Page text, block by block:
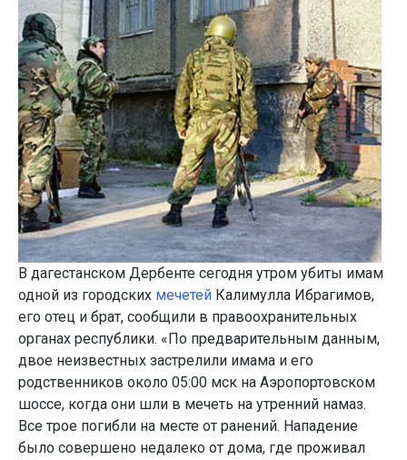
В дагестанском Дербенте сегодня утром убиты имам
одной из городских мечетей Калимулла Ибрагимов,
его отец и брат, сообщили в правоохранительных
органах республики. «По предварительным данным,
двое неизвестных застрелили имама и его
родственников около 05:00 мск на Аэропортовском
шоссе, когда они шли в мечеть на утренний намаз.
Все трое погибли на месте от ранений. Нападение
было совершено недалеко от дома, где проживал